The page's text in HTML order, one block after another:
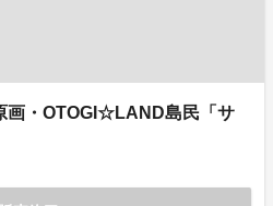
・OTOGI☆LAND島民「サ